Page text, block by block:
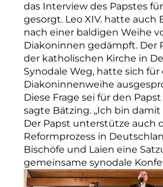
das Interview des Papstes
gesorgt. Leo XIV. hatte auch
nach einer baldigen Weihe
Diakoninnen gedämpft. Der
der katholischen Kirche in
Synodale Weg, hatte sich für
Diakoninnenweihe
Diese Frage sei für den
sagte Bätzing. „Ich bin damit
Der Papst unterstütze auch
Reformprozess in
Bischöfe und Laien eine
gemeinsame synodale